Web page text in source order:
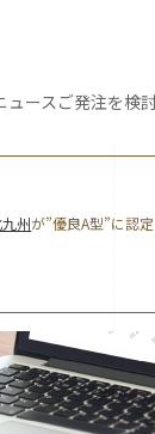
ュース ご発注を検
州が”優良A型”に認